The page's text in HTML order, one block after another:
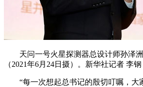
天问一号火星探测器总设计师孙泽
（2021年6月24日摄）。新华社记者 李
“每一次想起总书记的殷切叮嘱，大